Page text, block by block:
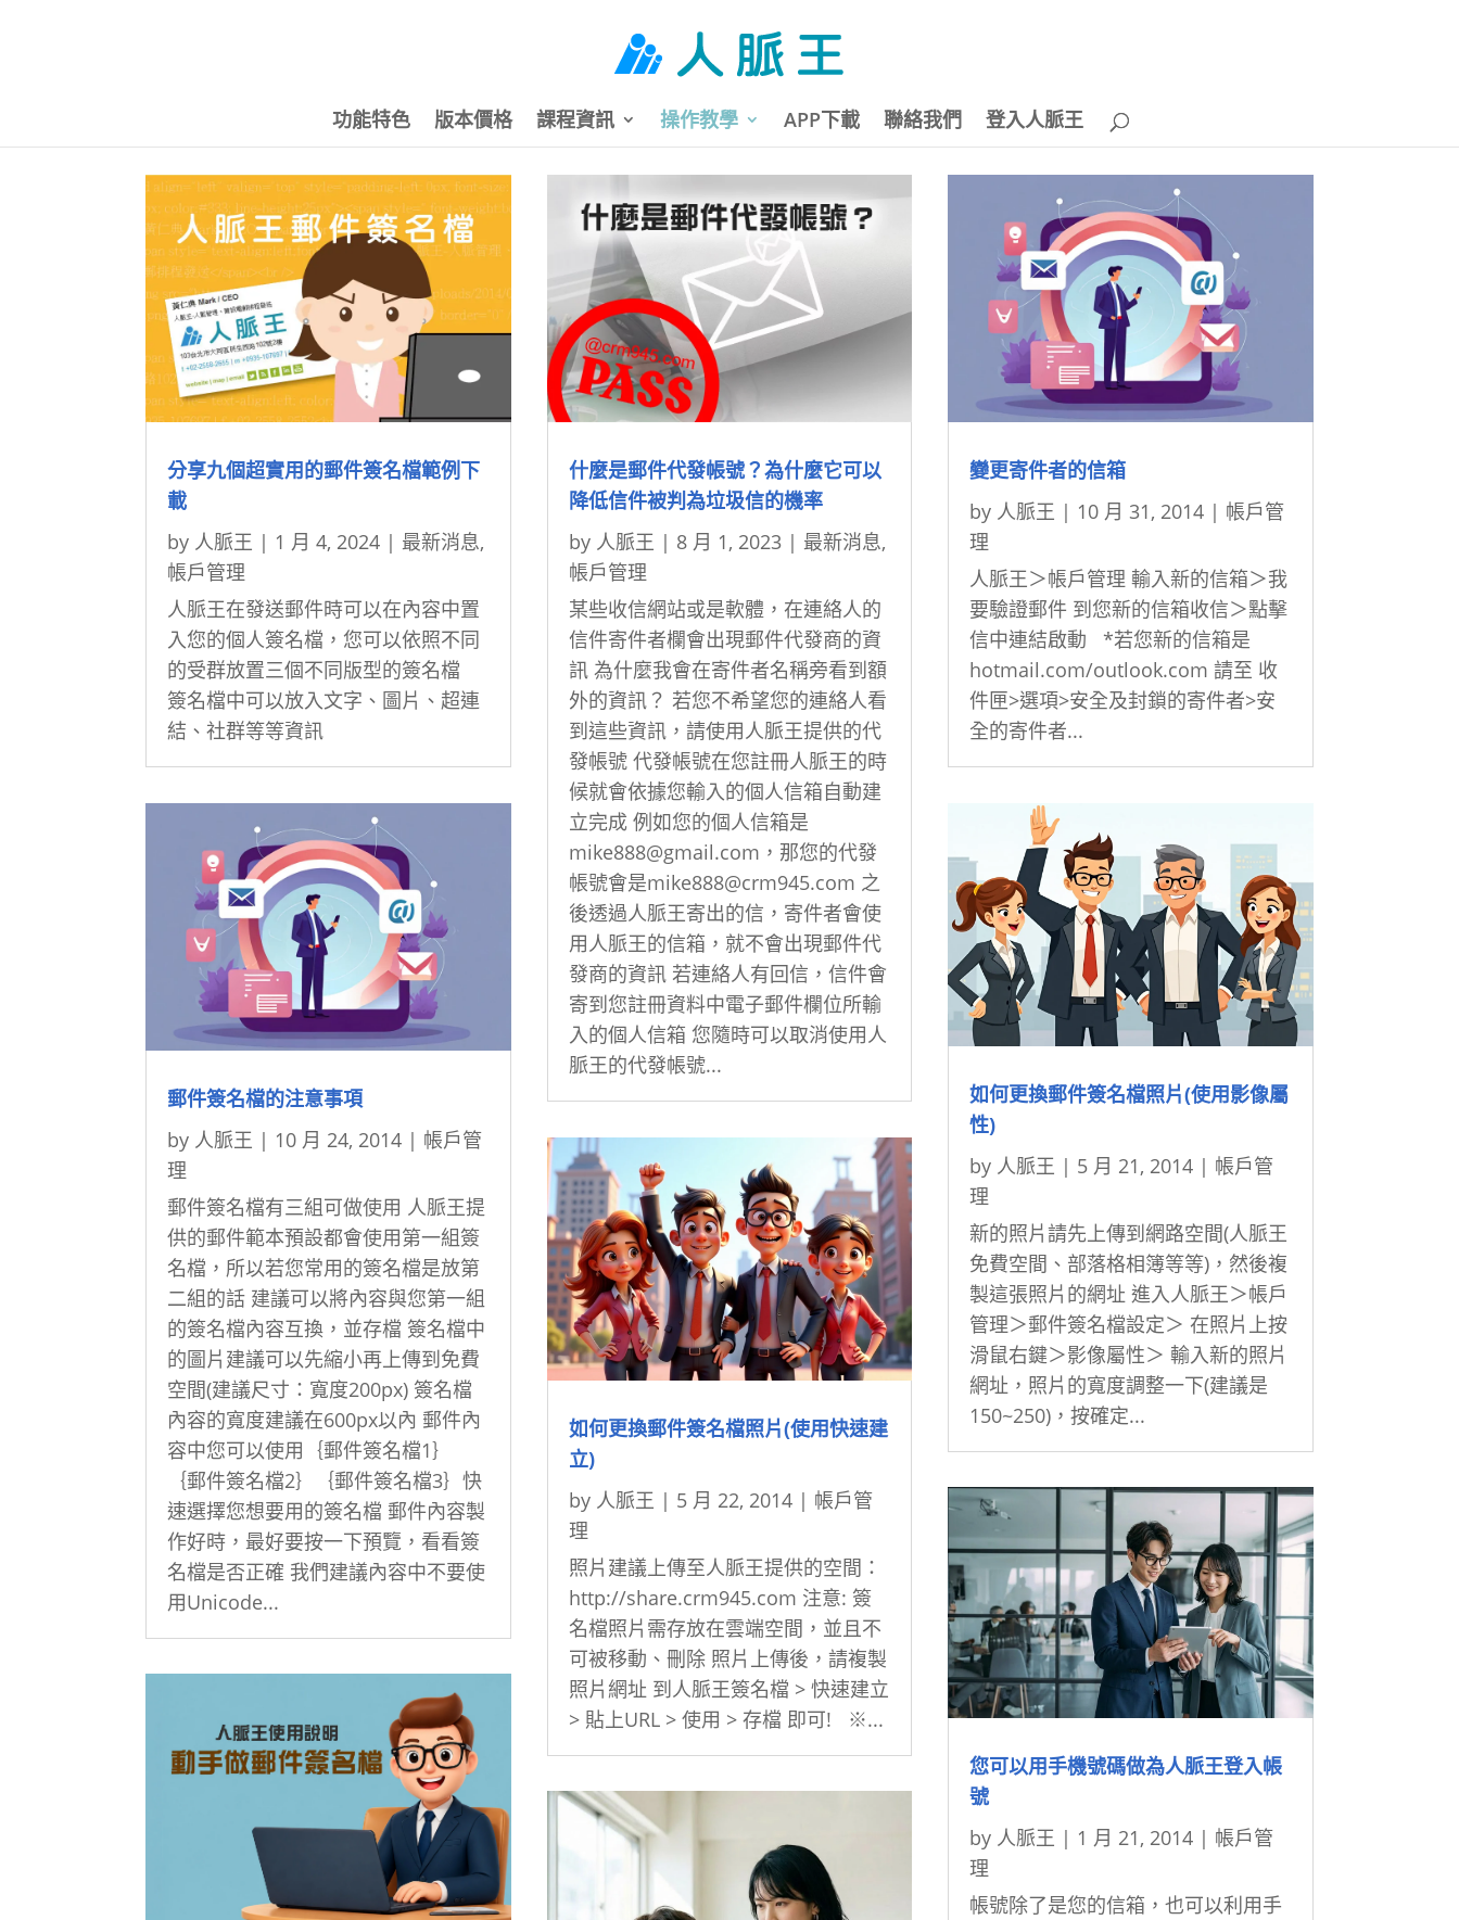
功能特色 版本價格 課程資訊 操作教學 APP下載 聯絡我們 登入人脈王
分享九個超實用的郵件簽名檔範例下
載
by 人脈王 | 1 月 4, 2024 |最新消息,
帳戶管理
人脈王在發送郵件時可以在內容中置
入您的個人簽名檔，您可以依照不同
的受群放置三個不同版型的簽名檔
簽名檔中可以放入文字、圖片、超連
結、社群等等資訊
郵件簽名檔的注意事項
by 人脈王 | 10 月 24, 2014 | 帳戶管
理
郵件簽名檔有三組可做使用 人脈王提
供的郵件範本預設都會使用第一組簽
名檔，所以若您常用的簽名檔是放第
二組的話 建議可以將內容與您第一組
的簽名檔內容互換，並存檔 簽名檔中
的圖片建議可以先縮小再上傳到免費
空間(建議尺寸：寬度200px) 簽名檔
內容的寬度建議在600px以內 郵件內
容中您可以使用｛郵件簽名檔1｝
｛郵件簽名檔2｝｛郵件簽名檔3｝快
速選擇您想要用的簽名檔 郵件內容製
作好時，最好要按一下預覽，看看簽
名檔是否正確 我們建議內容中不要使
用Unicode...
什麼是郵件代發帳號？為什麼它可以
降低信件被判為垃圾信的機率
by 人脈王 | 8 月 1, 2023| 最新消息,
帳戶管理
某些收信網站或是軟體，在連絡人的
信件寄件者欄會出現郵件代發商的資
訊 為什麼我會在寄件者名稱旁看到額
外的資訊？ 若您不希望您的連絡人看
到這些資訊，請使用人脈王提供的代
發帳號 代發帳號在您註冊人脈王的時
候就會依據您輸入的個人信箱自動建
立完成 例如您的個人信箱是
mike888@gmail.com，那您的代發
帳號會是mike888@crm945.com 之
後透過人脈王寄出的信，寄件者會使
用人脈王的信箱，就不會出現郵件代
發商的資訊 若連絡人有回信，信件會
寄到您註冊資料中電子郵件欄位所輸
入的個人信箱 您隨時可以取消使用人
脈王的代發帳號...
如何更換郵件簽名檔照片(使用快速建
立)
by 人脈王 | 5 月 22, 2014| 帳戶管
理
照片建議上傳至人脈王提供的空間：
http://share.crm945.com 注意: 簽
名檔照片需存放在雲端空間，並且不
可被移動、刪除 照片上傳後，請複製
照片網址 到人脈王簽名檔 > 快速建立
> 貼上URL > 使用 > 存檔 即可! ※...
變更寄件者的信箱
by 人脈王 | 10 月 31, 2014| 帳戶管
理
人脈王＞帳戶管理 輸入新的信箱＞我
要驗證郵件 到您新的信箱收信＞點擊
信中連結啟動 *若您新的信箱是
hotmail.com/outlook.com 請至 收
件匣>選項>安全及封鎖的寄件者>安
全的寄件者...
如何更換郵件簽名檔照片(使用影像屬
性)
by 人脈王 | 5 月 21, 2014| 帳戶管
理
新的照片請先上傳到網路空間(人脈王
免費空間、部落格相簿等等)，然後複
製這張照片的網址 進入人脈王＞帳戶
管理＞郵件簽名檔設定＞ 在照片上按
滑鼠右鍵＞影像屬性＞ 輸入新的照片
網址，照片的寬度調整一下(建議是
150~250)，按確定...
您可以用手機號碼做為人脈王登入帳
號
by 人脈王 | 1 月 21, 2014| 帳戶管
理
帳號除了是您的信箱，也可以利用手